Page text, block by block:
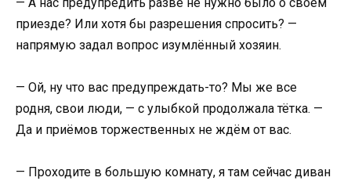
приезде? Или хотя бы разрешения спросить? —
напрямую задал вопрос изумлённый хозяин.
— Ой, ну что вас предупреждать-то? Мы же все
родня, свои люди, — с улыбкой продолжала тётка. —
Да и приёмов торжественных не ждём от вас.
— Проходите в большую комнату, я там сейчас диван